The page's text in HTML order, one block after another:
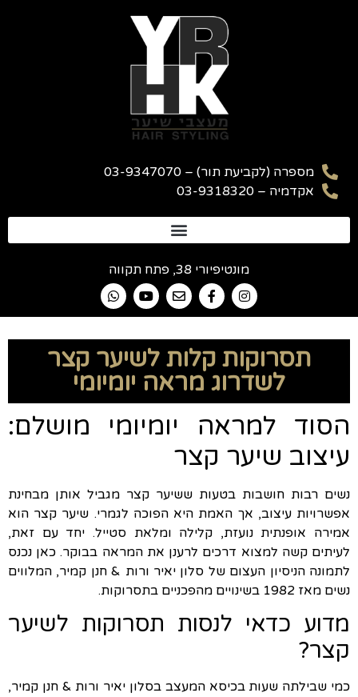
מספרה (לקביעת תור) – 03-9347070
אקדמיה – 03-9318320
מונטיפיורי 38, פתח תקווה
תסרוקות קלות לשיער קצר
לשדרוג מראה יומיומי
הסוד למראה יומיומי מושלם:
עיצוב שיער קצר
נשים רבות חושבות בטעות ששיער קצר מגביל אותן מבחינת
אפשרויות עיצוב, אך האמת היא הפוכה לגמרי. שיער קצר הוא
אמירה אופנתית נועזת, קלילה ומלאת סטייל. יחד עם זאת,
לעיתים קשה למצוא דרכים לרענן את המראה בבוקר. כאן נכנס
לתמונה הניסיון העצום של סלון יאיר ורות & חנן קמיר, המלווים
נשים מאז 1982 בשינויים מהפכניים בתסרוקות.
מדוע כדאי לנסות תסרוקות לשיער
קצר?
כמי שבילתה שעות בכיסא המעצב בסלון יאיר ורות & חנן קמיר,